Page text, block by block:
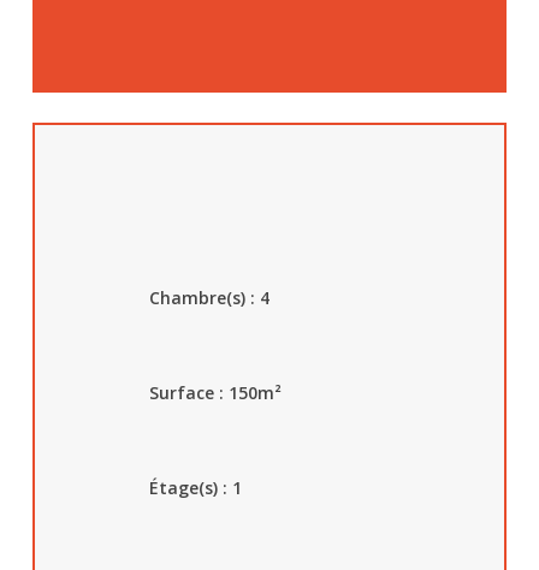
Chambre(s) : 4
Surface : 150m²
Étage(s) : 1